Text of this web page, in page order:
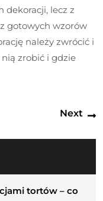
lecz z
gotowych wzorów
należy zwrócić i
zrobić i gdzie
Next
tortów – co